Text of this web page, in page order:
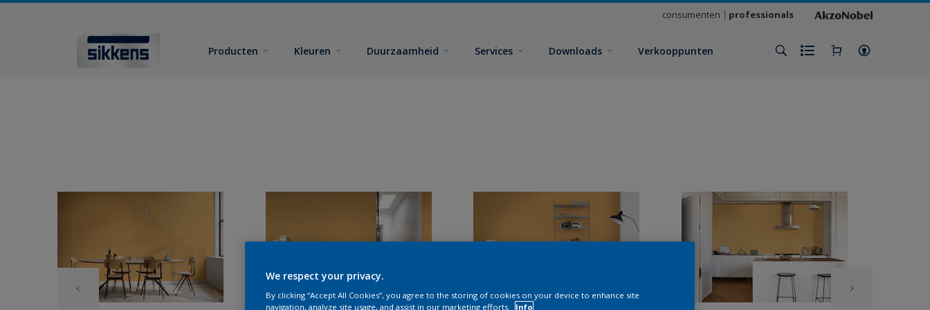
consumenten professionals
Producten Kleuren Duurzaamheid Services Downloads Verkooppunten
We respect your privacy.
By clicking “Accept All Cookies”, you agree to the storing of cookies on your device to enhance site
navigation, analyze site usage, and assist in our marketing efforts.
Info